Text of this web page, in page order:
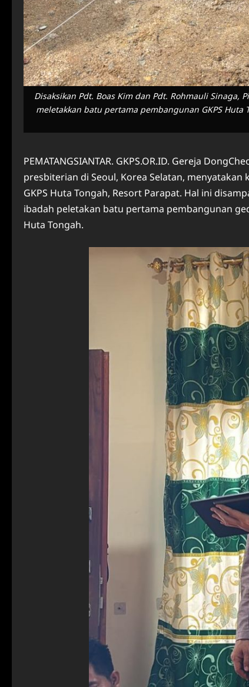
Disaksikan Pdt. Boas Kim dan Pdt. Rohmauli Sinaga,
meletakkan batu pertama pembangunan GKPS Huta
PEMATANGSIANTAR. GKPS.OR.ID. Gereja
presbiterian di Seoul, Korea Selatan,
GKPS Huta Tongah, Resort Parapat. Hal ini
ibadah peletakan batu pertama pembangunan
Huta Tongah.